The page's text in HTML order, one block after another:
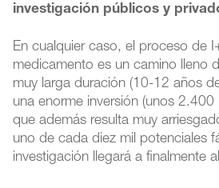
investigación públicos y
En cualquier caso, el proceso de
medicamento es un camino lleno
muy larga duración (10-12 años
una enorme inversión (unos 2.400
que además resulta muy
uno de cada diez mil potenciales
investigación llegará a finalmente